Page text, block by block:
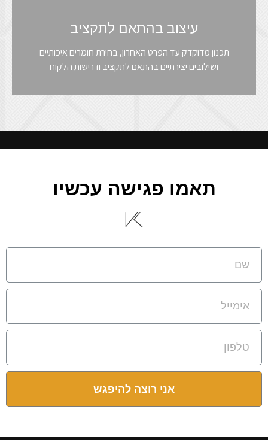
עיצוב בהתאם לתקציב
תכנון מדוקדק עד הפרט האחרון, בחירת חומרים איכותיים
ושילובים יצירתיים בהתאם לתקציב ודרישות הלקוח
תאמו פגישה עכשיו
אני רוצה להיפגש